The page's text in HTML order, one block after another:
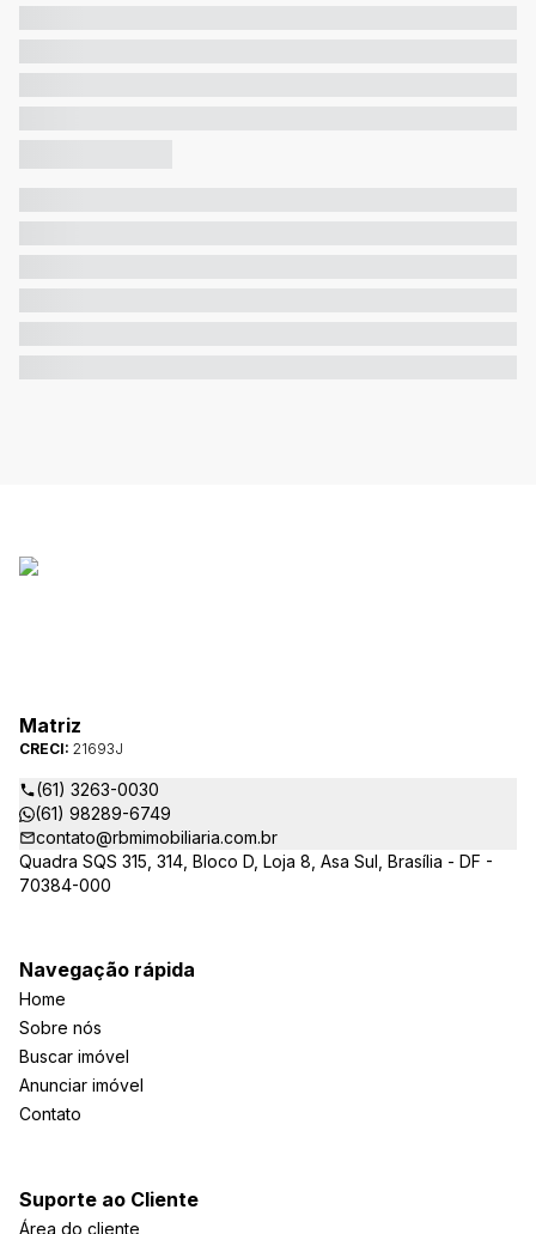
Matriz
CRECI: 21693J
(61) 3263-0030
(61) 98289-6749
contato@rbmimobiliaria.com.br
Quadra SQS 315, 314, Bloco D, Loja 8, Asa Sul, Brasília - DF -
70384-000
Navegação rápida
Home
Sobre nós
Buscar imóvel
Anunciar imóvel
Contato
Suporte ao Cliente
Área do cliente